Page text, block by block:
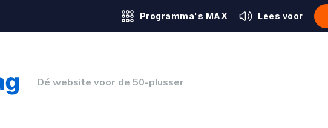
Programma's MAX Lees voor
Dé website voor de 50-plusser